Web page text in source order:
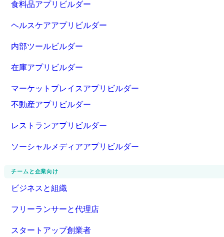
食料品アプリビルダー
ヘルスケアアプリビルダー
内部ツールビルダー
在庫アプリビルダー
マーケットプレイスアプリビルダー
不動産アプリビルダー
レストランアプリビルダー
ソーシャルメディアアプリビルダー
チームと企業向け
ビジネスと組織
フリーランサーと代理店
スタートアップ創業者